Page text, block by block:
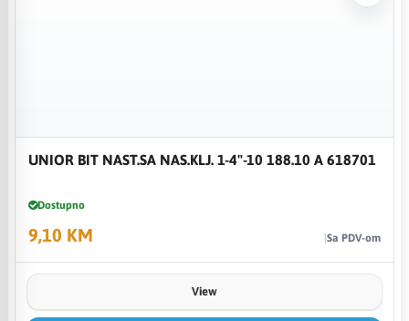
UNIOR BIT NAST.SA NAS.KLJ. 1-4"-10 188.10 A 618701
Dostupno
9,10 KM Sa PDV-om
View